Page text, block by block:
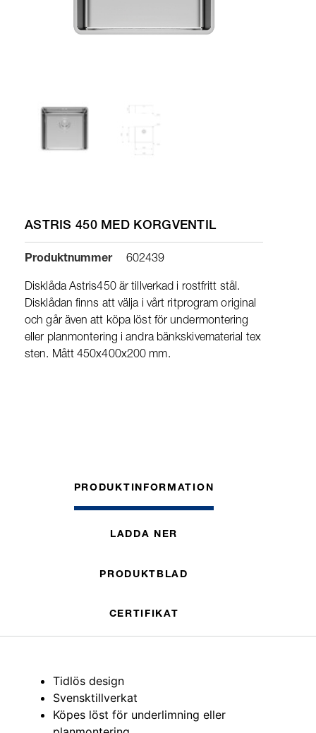
ASTRIS 450 MED KORGVENTIL
Produktnummer 602439
Disklåda Astris450 är tillverkad i rostfritt stål.
Disklådan finns att välja i vårt ritprogram original
och går även att köpa löst för undermontering
eller planmontering i andra bänkskivematerial tex
sten. Mått 450x400x200 mm.
PRODUKTINFORMATION
LADDA NER
PRODUKTBLAD
CERTIFIKAT
Tidlös design
Svensktillverkat
Köpes löst för underlimning eller